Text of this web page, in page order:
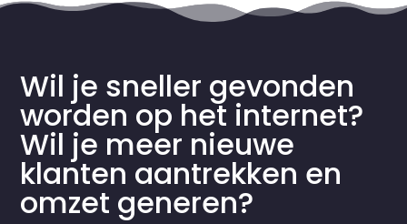
Wil je sneller gevonden
worden op het internet?
Wil je meer nieuwe
klanten aantrekken en
omzet generen?